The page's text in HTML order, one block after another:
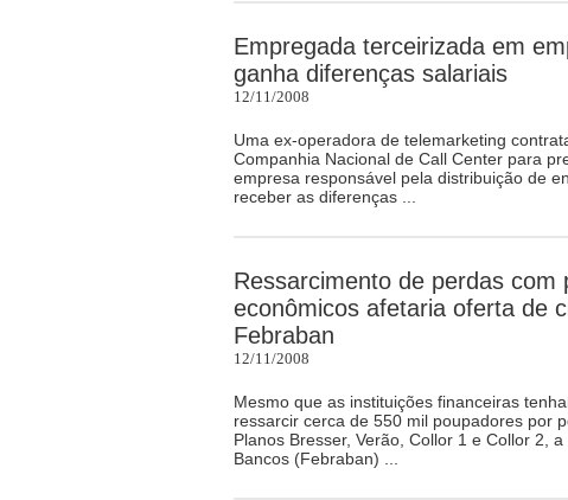
Empregada terceirizada em
ganha diferenças salariais
12/11/2008
Uma ex-operadora de telemarketing
Companhia Nacional de Call Center para
empresa responsável pela distribuição de
receber as diferenças ...
Ressarcimento de perdas com
econômicos afetaria oferta de
Febraban
12/11/2008
Mesmo que as instituições financeiras
ressarcir cerca de 550 mil poupadores por
Planos Bresser, Verão, Collor 1 e Collor 2,
Bancos (Febraban) ...